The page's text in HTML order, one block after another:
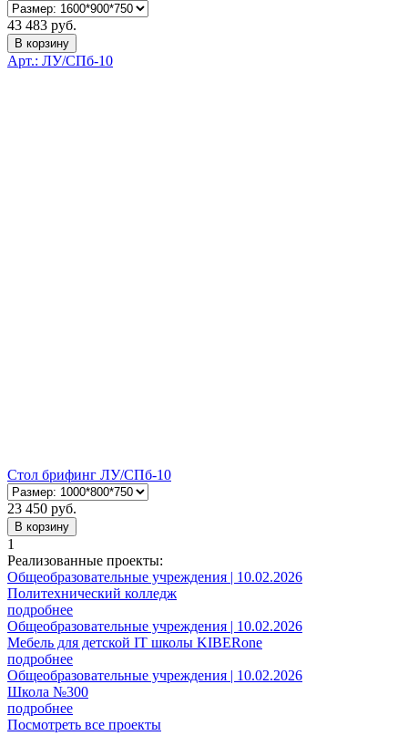
43 483 руб.
В корзину
Арт.: ЛУ/СПб-10
Стол брифинг ЛУ/СПб-10
23 450 руб.
В корзину
1
Реализованные проекты:
Общеобразовательные учреждения | 10.02.2026
Политехнический колледж
подробнее
Общеобразовательные учреждения | 10.02.2026
Мебель для детской IT школы KIBERone
подробнее
Общеобразовательные учреждения | 10.02.2026
Школа №300
подробнее
Посмотреть все проекты